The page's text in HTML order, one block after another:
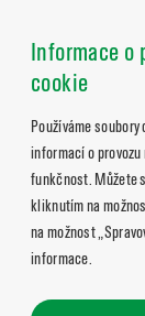
Informace o
cookie
Používáme
informací o
funkčnost. Můžete
kliknutím na
na možnost
informace.